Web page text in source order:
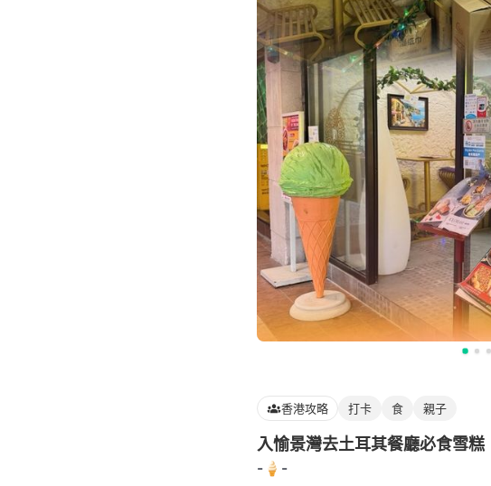
香港攻略 打卡 食 親子
入愉景灣去土耳其餐廳必食雪糕
-🍦-